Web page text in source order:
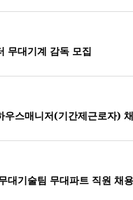
무대기계 감독 모집
우스매니저(기간제근로자)
대기술팀 무대파트 직원 채용